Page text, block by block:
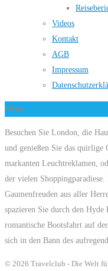
Videos
Kontakt
AGB
Impressum
Menu
Besuchen Sie London, die
und genießen Sie das quirlige
markanten Leuchtreklamen,
der vielen Shoppingparadiese.
Gaumenfreuden aus aller
spazieren Sie durch den Hyde
romantische Bootsfahrt auf
sich in den Bann des
© 2026 Travelclub - Die Welt